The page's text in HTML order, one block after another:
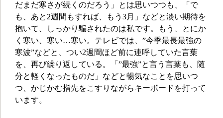
だまだ寒さが続くのだろう」とは思いつつも、「で
も、あと2週間もすれば、もう3月」などと淡い期待を
抱いて、しっかり騙されたのは私です。もう、とにか
く寒い、寒い…寒い。テレビでは、”今季最長最強の
寒波”などと、つい2週間ほど前に連呼していた言葉
を、再び繰り返している。「”最強”と言う言葉も、随
分と軽くなったものだ」などと暢気なことを思いつ
つ、かじかむ指先をこすりながらキーボードを打って
います。